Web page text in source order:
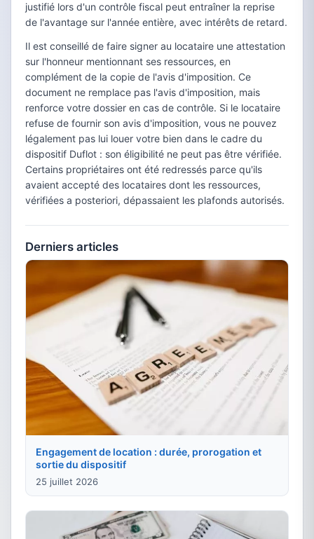
justifié lors d'un contrôle fiscal peut entraîner la reprise
de l'avantage sur l'année entière, avec intérêts de retard.
Il est conseillé de faire signer au locataire une attestation
sur l'honneur mentionnant ses ressources, en
complément de la copie de l'avis d'imposition. Ce
document ne remplace pas l'avis d'imposition, mais
renforce votre dossier en cas de contrôle. Si le locataire
refuse de fournir son avis d'imposition, vous ne pouvez
légalement pas lui louer votre bien dans le cadre du
dispositif Duflot : son éligibilité ne peut pas être vérifiée.
Certains propriétaires ont été redressés parce qu'ils
avaient accepté des locataires dont les ressources,
vérifiées a posteriori, dépassaient les plafonds autorisés.
Derniers articles
Engagement de location : durée, prorogation et
sortie du dispositif
25 juillet 2026